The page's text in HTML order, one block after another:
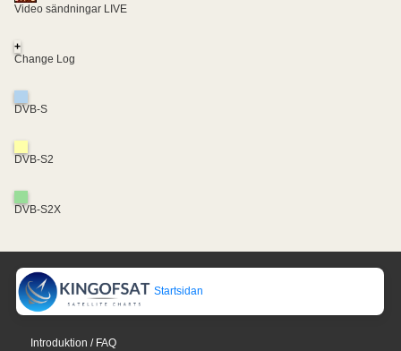
Video sändningar LIVE
+
Change Log
DVB-S
DVB-S2
DVB-S2X
Startsidan
Introduktion / FAQ